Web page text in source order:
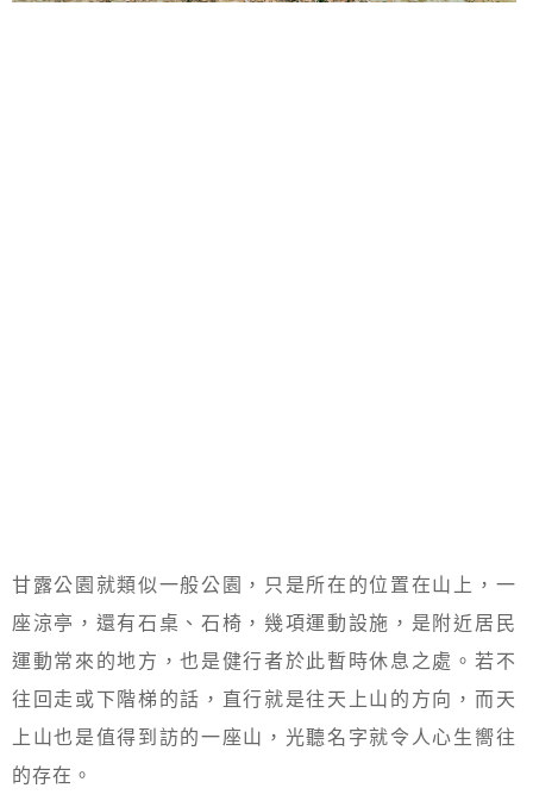
甘露公園就類似一般公園，只是所在的位置在山上，一
座涼亭，還有石桌、石椅，幾項運動設施，是附近居民
運動常來的地方，也是健行者於此暫時休息之處。若不
往回走或下階梯的話，直行就是往天上山的方向，而天
上山也是值得到訪的一座山，光聽名字就令人心生嚮往
的存在。